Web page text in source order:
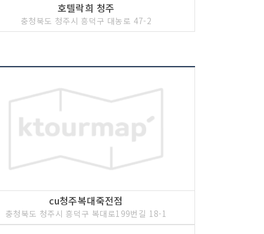
호텔락희 청주
충청북도 청주시 흥덕구 대농로 47-2
cu청주복대죽전점
충청북도 청주시 흥덕구 복대로199번길 18-1